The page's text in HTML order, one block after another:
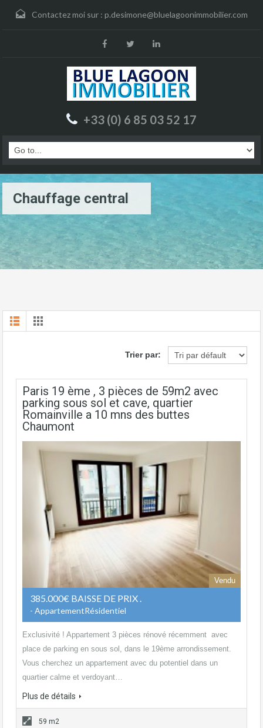
Contactez moi sur : p.desimone@bluelagoonimmobilier.com
+33 (0) 6 85 03 52 17
Chauffage central
Trier par:
Paris 19 ème , 3 pièces de 59m2 avec
parking sous sol et cave, quartier
Romainville a 10 mns des buttes
Chaumont
Vendu
385.000€ BAISSE DE PRIX .
- AppartementRésidentiel
Exclusivité ! Appartement 3 pièces rénové récemment avec
place de parking en sous sol, dans le 19ème arrondissement.
Vous cherchez un appartement avec du potentiel dans un
quartier calme et verdoyant…
Plus de détails
59 m2